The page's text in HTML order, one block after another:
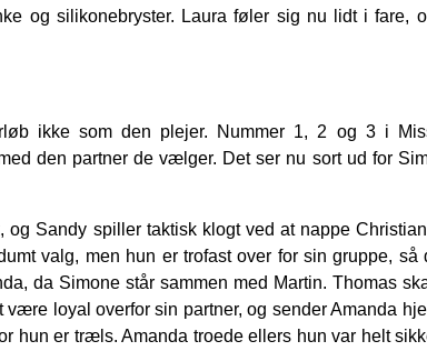
og silikonebryster. Laura føler sig nu lidt i fare,
ikke som den plejer. Nummer 1, 2 og 3 i
den partner de vælger. Det ser nu sort ud for
Sandy spiller taktisk klogt ved at nappe
valg, men hun er trofast over for sin gruppe, så
da Simone står sammen med Martin. Thomas
loyal overfor sin partner, og sender Amanda
hun er træls. Amanda troede ellers hun var helt